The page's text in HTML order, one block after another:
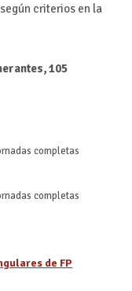
criterios en la
105
completas
completas
de FP